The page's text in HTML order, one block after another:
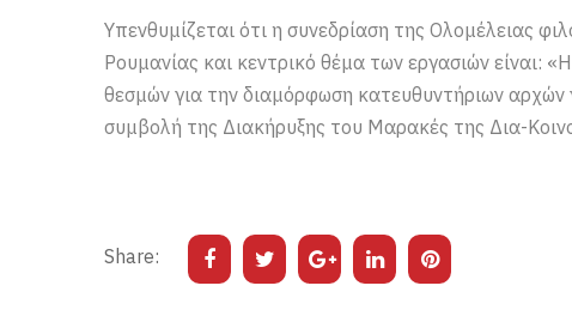
Υπενθυμίζεται ότι η συνεδρίαση της Ολομέλειας
Ρουμανίας και κεντρικό θέμα των εργασιών είναι:
θεσμών για την διαμόρφωση κατευθυντήριων
συμβολή της Διακήρυξης του Μαρακές της Δια-
Share: